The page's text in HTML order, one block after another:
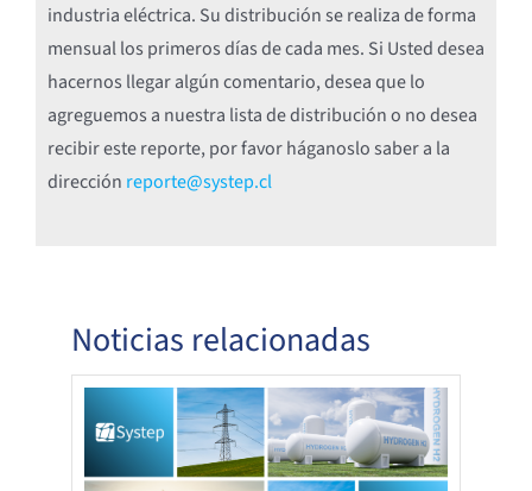
industria eléctrica. Su distribución se realiza de forma
mensual los primeros días de cada mes. Si Usted desea
hacernos llegar algún comentario, desea que lo
agreguemos a nuestra lista de distribución o no desea
recibir este reporte, por favor háganoslo saber a la
dirección reporte@systep.cl
Noticias relacionadas